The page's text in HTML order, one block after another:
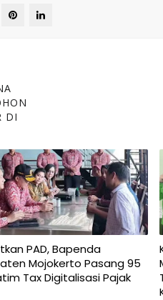
DI
PAD, Bapenda
Mojokerto Pasang 95
Tax Digitalisasi Pajak